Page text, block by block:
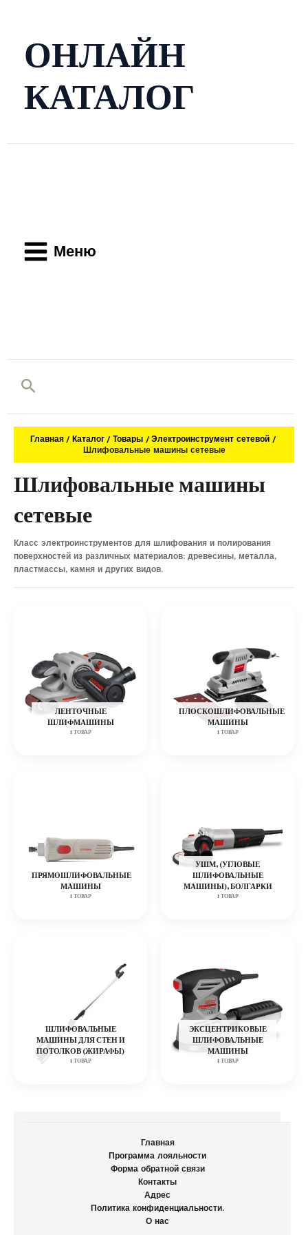
ОНЛАЙН
КАТАЛОГ
Меню
Поиск
Главная Каталог Товары
Электроинструмент сетевой
Шлифовальные машины сетевые
Шлифовальные машины
сетевые
Класс электроинструментов для шлифования и полирования
поверхностей из различных материалов: древесины, металла,
пластмассы, камня и других видов.
ЛЕНТОЧНЫЕ
ШЛИФМАШИНЫ
1 ТОВАР
ПЛОСКОШЛИФОВАЛЬНЫЕ
МАШИНЫ
1 ТОВАР
ПРЯМОШЛИФОВАЛЬНЫЕ
МАШИНЫ
1 ТОВАР
УШМ, (УГЛОВЫЕ
ШЛИФОВАЛЬНЫЕ
МАШИНЫ), БОЛГАРКИ
1 ТОВАР
ШЛИФОВАЛЬНЫЕ
МАШИНЫ ДЛЯ СТЕН И
ПОТОЛКОВ (ЖИРАФЫ)
1 ТОВАР
ЭКСЦЕНТРИКОВЫЕ
ШЛИФОВАЛЬНЫЕ
МАШИНЫ
1 ТОВАР
Главная
Программа лояльности
Форма обратной связи
Контакты
Адрес
Политика конфиденциальности.
О нас